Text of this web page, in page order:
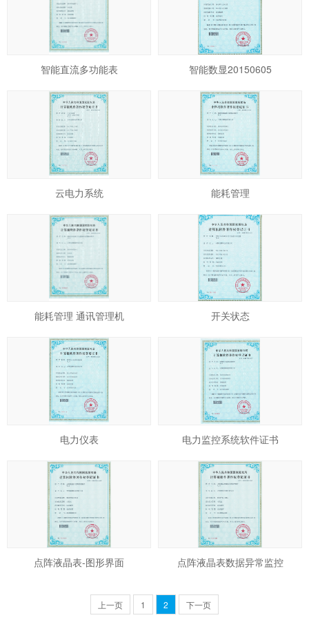
智能直流多功能表 智能数显20150605
云电力系统 能耗管理
能耗管理 通讯管理机 开关状态
电力仪表 电力监控系统软件证书
点阵液晶表-图形界面 点阵液晶表数据异常监控
上一页 1 2 下一页